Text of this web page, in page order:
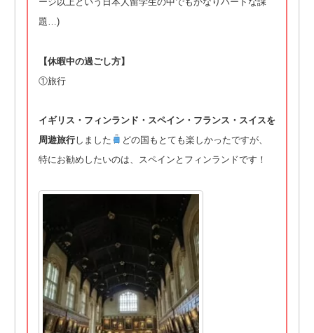
題…)
【休暇中の過ごし方】
①旅行
イギリス・フィンランド・スペイン・フランス・ スイスを
周遊旅行しました
どの国もとても楽しかったですが、
特にお勧めしたいのは、スペインとフィンランドです！